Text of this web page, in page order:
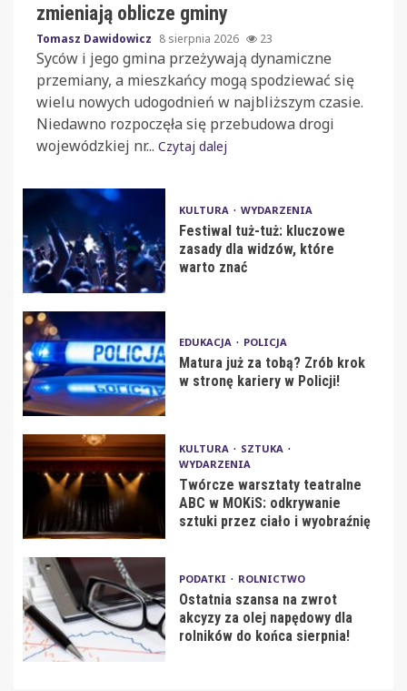
zmieniają oblicze gminy
Tomasz Dawidowicz 8 sierpnia 2026 23
Syców i jego gmina przeżywają dynamiczne
przemiany, a mieszkańcy mogą spodziewać się
wielu nowych udogodnień w najbliższym czasie.
Niedawno rozpoczęła się przebudowa drogi
wojewódzkiej nr... Czytaj dalej
KULTURA WYDARZENIA
Festiwal tuż-tuż: kluczowe
zasady dla widzów, które
warto znać
EDUKACJA POLICJA
Matura już za tobą? Zrób krok
w stronę kariery w Policji!
KULTURA
SZTUKA
WYDARZENIA
Twórcze warsztaty teatralne
ABC w MOKiS: odkrywanie
sztuki przez ciało i wyobraźnię
PODATKI ROLNICTWO
Ostatnia szansa na zwrot
akcyzy za olej napędowy dla
rolników do końca sierpnia!